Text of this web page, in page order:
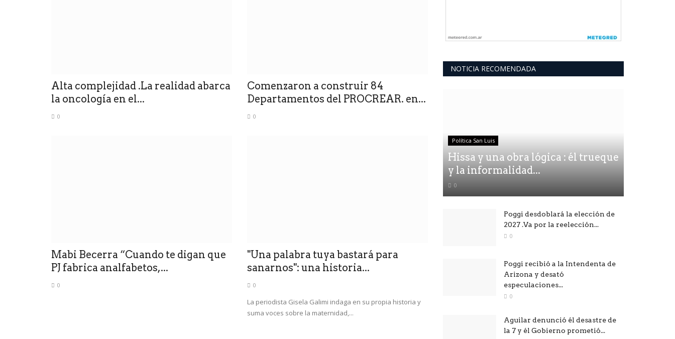
Alta complejidad .La realidad abarca
la oncología en el...
0
Comenzaron a construir 84
Departamentos del PROCREAR. en...
0
Mabi Becerra “Cuando te digan que
PJ fabrica analfabetos,...
0
"Una palabra tuya bastará para
sanarnos": una historia...
0
La periodista Gisela Galimi indaga en su propia historia y
suma voces sobre la maternidad,...
NOTICIA RECOMENDADA
Política San Luis
Hissa y una obra lógica : él trueque
y la informalidad...
0
Poggi desdoblará la elección de
2027 .Va por la reelección...
0
Poggi recibió a la Intendenta de
Arizona y desató
especulaciones...
0
Aguilar denunció él desastre de
la 7 y él Gobierno prometió...